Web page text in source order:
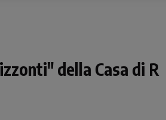
della Casa di R